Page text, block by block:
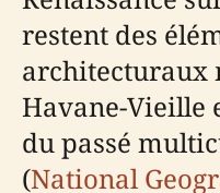
restent des
architecturaux
Havane-Vieille
du passé
(National